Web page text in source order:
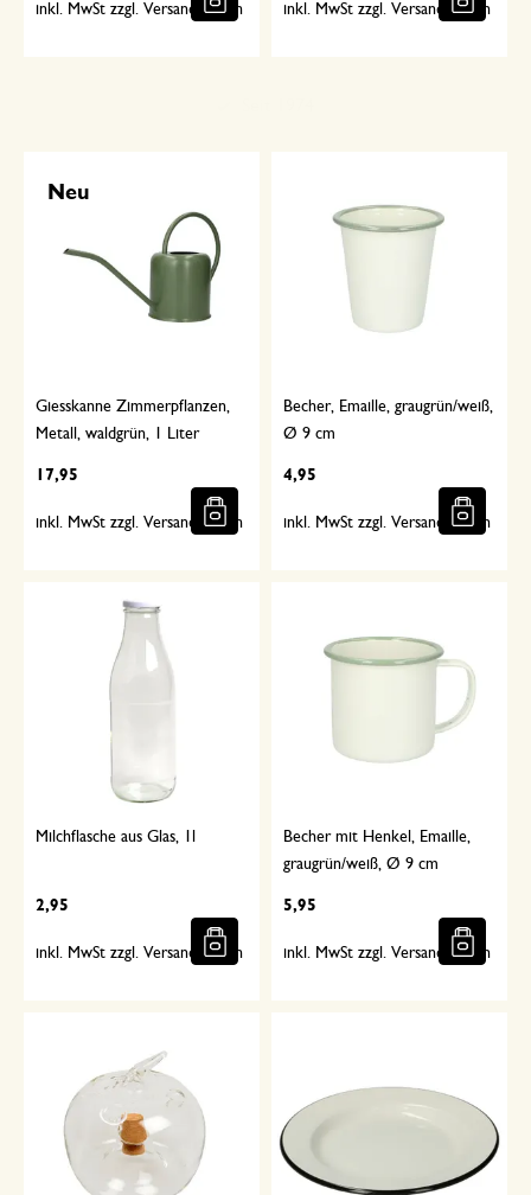
inkl. MwSt zzgl. Versandkosten
inkl. MwSt zzgl. Versandkosten
Neu
Giesskanne Zimmerpflanzen,
Metall, waldgrün, 1 Liter
17,95
inkl. MwSt zzgl. Versandkosten
Becher, Emaille, graugrün/weiß,
Ø 9 cm
4,95
inkl. MwSt zzgl. Versandkosten
Milchflasche aus Glas, 1l
2,95
inkl. MwSt zzgl. Versandkosten
Becher mit Henkel, Emaille,
graugrün/weiß, Ø 9 cm
5,95
inkl. MwSt zzgl. Versandkosten